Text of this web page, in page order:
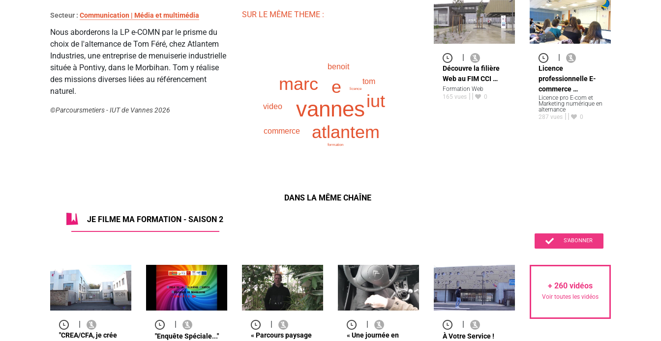
Secteur : Communication | Média et multimédia
Nous aborderons la LP e-COMN par le prisme du
choix de l'alternance de Tom Féré, chez Atlantem
Industries, une entreprise de menuiserie industrielle
située à Pontivy, dans le Morbihan. Tom y réalise
des missions diverses liées au référencement
naturel.
©Parcoursmetiers - IUT de Vannes 2026
SUR LE MÊME THEME :
vannes
atlantem
e
marc
iut
commerce
tom
benoit
video
licence
formation
Découvre la filière
Web au FIM CCI …
Formation Web
165 vues
0
Licence
professionnelle E-
commerce …
Licence pro E-com et
Marketing numérique en
alternance
287 vues
0
DANS LA MÊME CHAÎNE
JE FILME MA FORMATION - SAISON 2
S'ABONNER
"CREA/CFA, je crée
"Enquête Spéciale..."
« Parcours paysage
« Une journée en
À Votre Service !
+ 260 vidéos
Voir toutes les vidéos